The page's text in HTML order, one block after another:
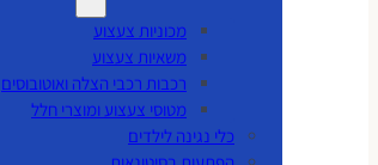
מכוניות צעצוע
משאיות צעצוע
רכבות רכבי הצלה ואוטובוסים
מטוסי צעצוע ומוצרי חלל
כלי נגינה לילדים